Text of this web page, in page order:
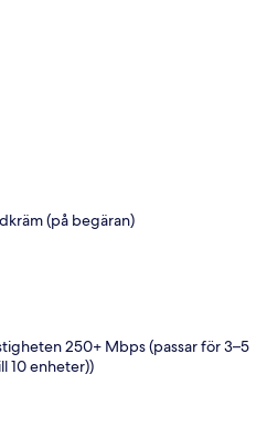
(på begäran)
250+ Mbps (passar för 3–5
10 enheter))